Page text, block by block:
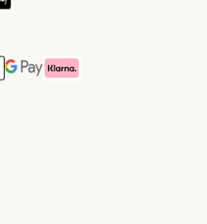
Method
Payment Method
Google Pay Payment Method
Klarna Payment Method